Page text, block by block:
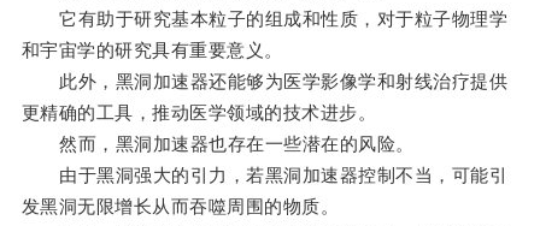
它有助于研究基本粒子的组成和性质，对于粒子物理学
和宇宙学的研究具有重要意义。
此外，黑洞加速器还能够为医学影像学和射线治疗提供
更精确的工具，推动医学领域的技术进步。
然而，黑洞加速器也存在一些潜在的风险。
由于黑洞强大的引力，若黑洞加速器控制不当，可能引
发黑洞无限增长从而吞噬周围的物质。